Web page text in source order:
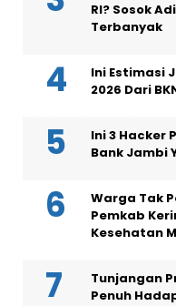
RI? Sosok
Terbanyak
Ini Estimasi
2026 Dari
Ini 3 Hacker
Bank Jambi
Warga Tak
Pemkab
Kesehatan
Tunjangan
Penuh